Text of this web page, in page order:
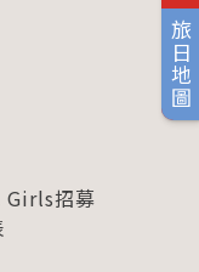
旅日地圖
招募